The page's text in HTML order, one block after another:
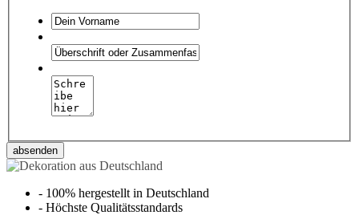
absenden
- 100% hergestellt in Deutschland
- Höchste Qualitätsstandards